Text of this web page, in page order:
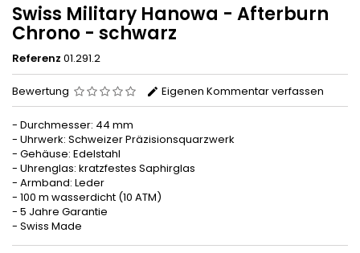
Swiss Military Hanowa - Afterburn
Chrono - schwarz
Referenz 01.291.2
Bewertung Eigenen Kommentar verfassen
- Durchmesser: 44 mm
- Uhrwerk: Schweizer Präzisionsquarzwerk
- Gehäuse: Edelstahl
- Uhrenglas: kratzfestes Saphirglas
- Armband: Leder
- 100 m wasserdicht (10 ATM)
- 5 Jahre Garantie
- Swiss Made